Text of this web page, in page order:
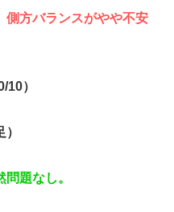
側方バランスがやや不安
）
題なし。